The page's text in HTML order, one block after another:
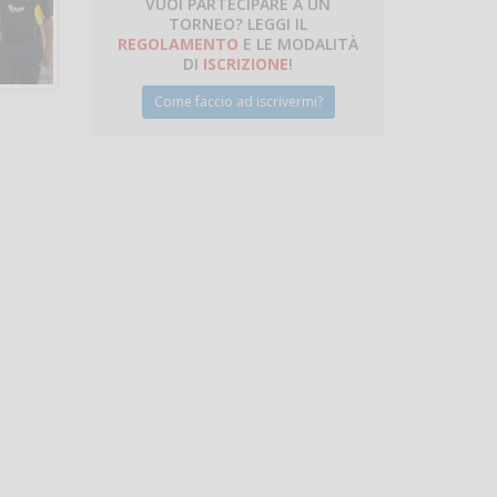
TORNEO? LEGGI IL
REGOLAMENTO E LE MODALITÀ
DI ISCRIZIONE!
Come faccio ad iscrivermi?